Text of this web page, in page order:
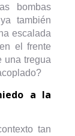
bombas
también
escalada
el frente
una tregua
a la
tan